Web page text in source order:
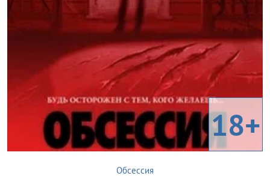
18+
Обсессия